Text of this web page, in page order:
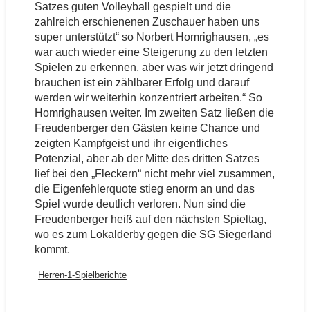
Satzes guten Volleyball gespielt und die
zahlreich erschienenen Zuschauer haben uns
super unterstützt“ so Norbert Homrighausen, „es
war auch wieder eine Steigerung zu den letzten
Spielen zu erkennen, aber was wir jetzt dringend
brauchen ist ein zählbarer Erfolg und darauf
werden wir weiterhin konzentriert arbeiten.“ So
Homrighausen weiter. Im zweiten Satz ließen die
Freudenberger den Gästen keine Chance und
zeigten Kampfgeist und ihr eigentliches
Potenzial, aber ab der Mitte des dritten Satzes
lief bei den „Fleckern“ nicht mehr viel zusammen,
die Eigenfehlerquote stieg enorm an und das
Spiel wurde deutlich verloren. Nun sind die
Freudenberger heiß auf den nächsten Spieltag,
wo es zum Lokalderby gegen die SG Siegerland
kommt.
Herren-1-Spielberichte